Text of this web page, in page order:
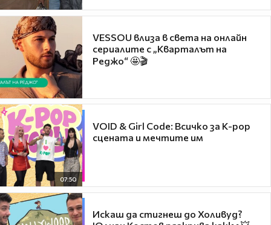
VESSOU влиза в света на онлайн
сериалите с „Кварталът на
Реджо“ 🤩🎬
07:50
VOID & Girl Code: Всичко за K-pop
сцената и мечтите им
Искаш да стигнеш до Холивуд?